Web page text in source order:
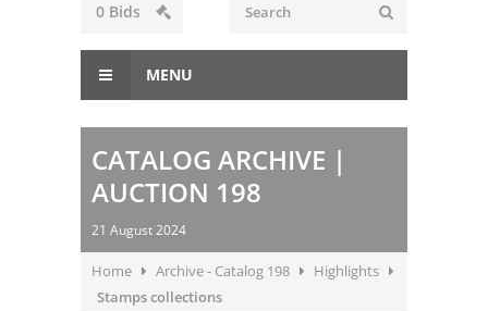
0 Bids
MENU
CATALOG ARCHIVE |
AUCTION 198
21 August 2024
Home Archive - Catalog 198
Highlights
Stamps collections